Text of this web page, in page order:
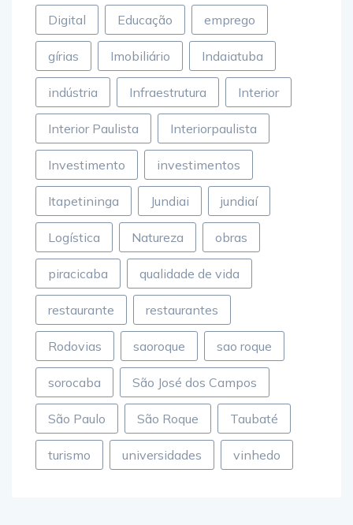
Digital Educação emprego
gírias Imobiliário Indaiatuba
indústria Infraestrutura Interior
Interior Paulista Interiorpaulista
Investimento investimentos
Itapetininga Jundiai jundiaí
Logística Natureza obras
piracicaba qualidade de vida
restaurante restaurantes
Rodovias saoroque sao roque
sorocaba São José dos Campos
São Paulo São Roque Taubaté
turismo universidades vinhedo